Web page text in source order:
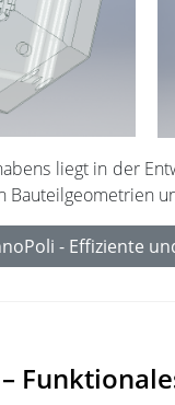
liegt in der
Bauteilgeometrien
- Effiziente
–